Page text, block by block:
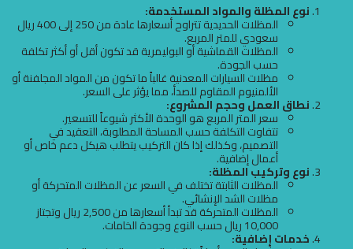
نوع المظلة والمواد المستخدمة:
المظلات الحديدية تتراوح أسعارها عادة من 250 إلى 400 ريال
سعودي للمتر المربع.
المظلات القماشية أو البوليمرية قد تكون أقل أو أكثر تكلفة
حسب الجودة.
مظلات السيارات المعدنية غالباً ما تكون من المواد المجلفنة أو
الألمنيوم المقاوم للصدأ، مما يؤثر على السعر.
نطاق العمل وحجم المشروع:
سعر المتر المربع هو الوحدة الأكثر شيوعاً للتسعير.
تتفاوت التكلفة حسب المساحة المطلوبة، التعقيد في
التصميم، وكذلك إذا كان التركيب يتطلب هيكل دعم خاص أو
أعمال إضافية.
نوع وتركيب المظلة:
المظلات الثابتة تختلف في السعر عن المظلات المتحركة أو
مظلات الشد الإنشائي.
المظلات المتحركة قد تبدأ أسعارها من 2,500 ريال وتجتاز
10,000 ريال حسب النوع وجودة الخامات.
خدمات إضافية: